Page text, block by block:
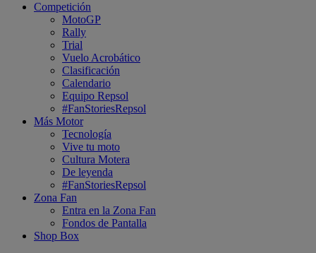
Competición
MotoGP
Rally
Trial
Vuelo Acrobático
Clasificación
Calendario
Equipo Repsol
#FanStoriesRepsol
Más Motor
Tecnología
Vive tu moto
Cultura Motera
De leyenda
#FanStoriesRepsol
Zona Fan
Entra en la Zona Fan
Fondos de Pantalla
Shop Box